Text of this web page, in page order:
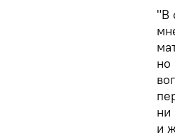
"В
но
ни
и